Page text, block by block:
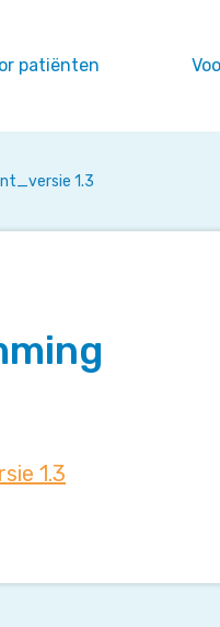
patiënten
1.3
1.3